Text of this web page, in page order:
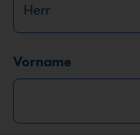
h
i
c
t
Name*
Vorname